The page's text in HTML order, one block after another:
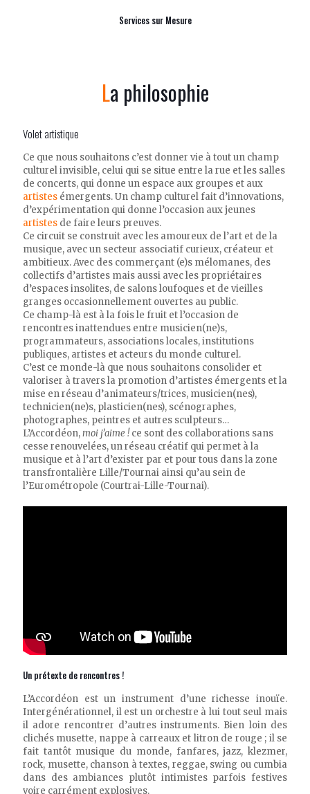
Services sur Mesure
La philosophie
Volet artistique
Ce que nous souhaitons c’est donner vie à tout un champ
culturel invisible, celui qui se situe entre la rue et les salles
de concerts, qui donne un espace aux groupes et aux
artistes émergents. Un champ culturel fait d’innovations,
d’expérimentation qui donne l’occasion aux jeunes
artistes de faire leurs preuves.
Ce circuit se construit avec les amoureux de l’art et de la
musique, avec un secteur associatif curieux, créateur et
ambitieux. Avec des commerçant (e)s mélomanes, des
collectifs d’artistes mais aussi avec les propriétaires
d’espaces insolites, de salons loufoques et de vieilles
granges occasionnellement ouvertes au public.
Ce champ-là est à la fois le fruit et l’occasion de
rencontres inattendues entre musicien(ne)s,
programmateurs, associations locales, institutions
publiques, artistes et acteurs du monde culturel.
C’est ce monde-là que nous souhaitons consolider et
valoriser à travers la promotion d’artistes émergents et la
mise en réseau d’animateurs/trices, musicien(nes),
technicien(ne)s, plasticien(nes), scénographes,
photographes, peintres et autres sculpteurs…
L’Accordéon,moi j’aime ! ce sont des collaborations sans
cesse renouvelées, un réseau créatif qui permet à la
musique et à l’art d’exister par et pour tous dans la zone
transfrontalière Lille/Tournai ainsi qu’au sein de
l’Eurométropole (Courtrai-Lille-Tournai).
Un prétexte de rencontres !
L’Accordéon est un instrument d’une richesse inouïe.
Intergénérationnel, il est un orchestre à lui tout seul mais
il adore rencontrer d’autres instruments. Bien loin des
clichés musette, nappe à carreaux et litron de rouge ; il se
fait tantôt musique du monde, fanfares, jazz, klezmer,
rock, musette, chanson à textes, reggae, swing ou cumbia
dans des ambiances plutôt intimistes parfois festives
voire carrément explosives.